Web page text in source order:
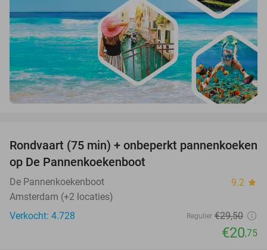
30%
Rondvaart (75 min) + onbeperkt pannenkoeken
op De Pannenkoekenboot
De Pannenkoekenboot 9.2 star
Amsterdam (+2 locaties)
Verkocht: 4.728
Regulier €29,50
€20,75